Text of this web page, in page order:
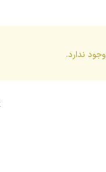
وجود ندارد.